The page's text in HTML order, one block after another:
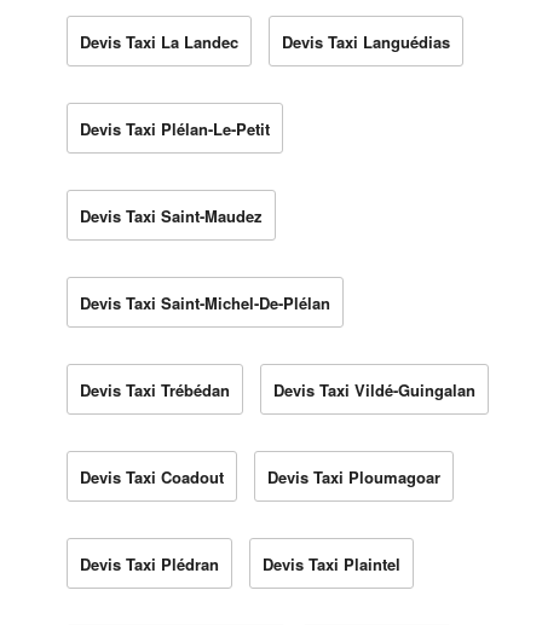
Devis Taxi La Landec Devis Taxi Languédias
Devis Taxi Plélan-Le-Petit
Devis Taxi Saint-Maudez
Devis Taxi Saint-Michel-De-Plélan
Devis Taxi Trébédan Devis Taxi Vildé-Guingalan
Devis Taxi Coadout Devis Taxi Ploumagoar
Devis Taxi Plédran Devis Taxi Plaintel